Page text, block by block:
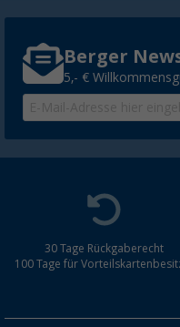
Berger
5,- €
30 Tage Rückgaberecht
100 Tage für